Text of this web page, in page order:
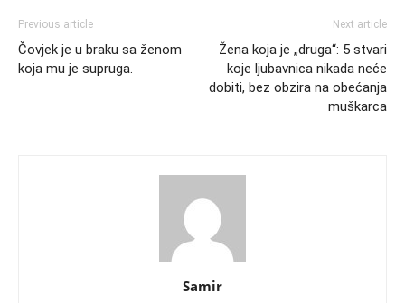
Previous article
Čovjek je u braku sa ženom
koja mu je supruga.
Next article
Žena koja je „druga“: 5 stvari
koje ljubavnica nikada neće
dobiti, bez obzira na obećanja
muškarca
Samir